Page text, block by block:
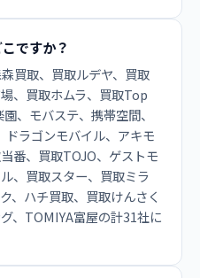
ですか？
買取、買取ルデヤ、買取
、買取ホムラ、買取Top
、モバステ、携帯空間、
ドラゴンモバイル、アキモ
番、買取TOJO、ゲストモ
、買取スター、買取ミラ
、ハチ買取、買取けんさく
、TOMIYA富屋の計31社に